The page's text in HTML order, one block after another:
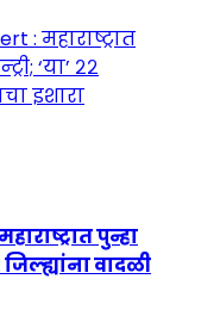
पुन्हा
जिल्ह्यांना वादळी